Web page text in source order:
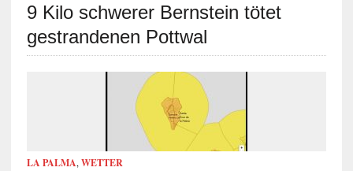
9 Kilo schwerer Bernstein tötet
gestrandenen Pottwal
LA PALMA, WETTER